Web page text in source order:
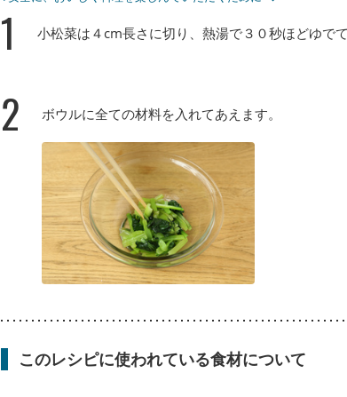
1 小松菜は４cm長さに切り、熱湯で３０秒ほどゆで
2 ボウルに全ての材料を入れてあえます。
このレシピに使われている食材について